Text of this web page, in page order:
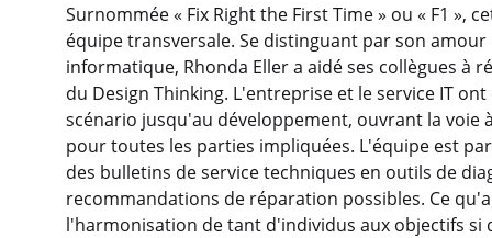
Surnommée « Fix Right the First Time » ou « F1 »,
équipe transversale. Se distinguant par son
informatique, Rhonda Eller a aidé ses collègues à
du Design Thinking. L'entreprise et le service IT
scénario jusqu'au développement, ouvrant la
pour toutes les parties impliquées. L'équipe est
des bulletins de service techniques en outils de
recommandations de réparation possibles. Ce
l'harmonisation de tant d'individus aux objectifs